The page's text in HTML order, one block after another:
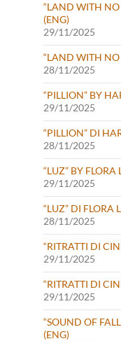
“LAND WITH
(ENG)
29/11/2025
“LAND WITH
28/11/2025
“PILLION” BY
29/11/2025
“PILLION” DI
28/11/2025
“LUZ” BY FLORA
29/11/2025
“LUZ” DI FLORA
28/11/2025
“RITRATTI DI
29/11/2025
“RITRATTI DI
29/11/2025
“SOUND OF
(ENG)